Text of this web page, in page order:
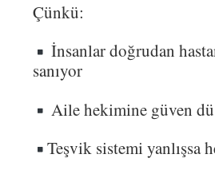
Çünkü:
İnsanlar doğrudan
sanıyor
Aile hekimine güven
Teşvik sistemi yanlışsa